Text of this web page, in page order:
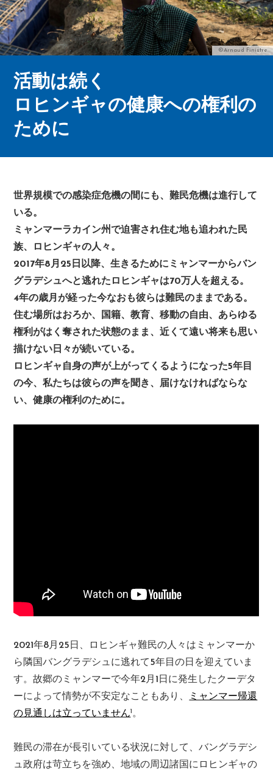
©Arnaud Finistre
活動は続く
ロヒンギャの健康への権利の
ために
世界規模での感染症危機の間にも、難民危機は進行して
いる。
ミャンマーラカイン州で迫害され住む地も追われた民
族、ロヒンギャの人々。
2017年8月25日以降、生きるためにミャンマーからバン
グラデシュへと逃れたロヒンギャは70万人を超える。
4年の歳月が経った今なおも彼らは難民のままである。
住む場所はおろか、国籍、教育、移動の自由、あらゆる
権利がはく奪された状態のまま、近くて遠い将来も思い
描けない日々が続いている。
ロヒンギャ自身の声が上がってくるようになった5年目
の今、私たちは彼らの声を聞き、届けなければならな
い、健康の権利のために。
2021年8月25日、ロヒンギャ難民の人々はミャンマーか
ら隣国バングラデシュに逃れて5年目の日を迎えていま
す。故郷のミャンマーで今年2月1日に発生したクーデタ
ーによって情勢が不安定なこともあり、
ミャンマー帰還
の見通しは立っていません1 。
難民の滞在が長引いている状況に対して、バングラデシ
ュ政府は苛立ちを強め、地域の周辺諸国にロヒンギャの